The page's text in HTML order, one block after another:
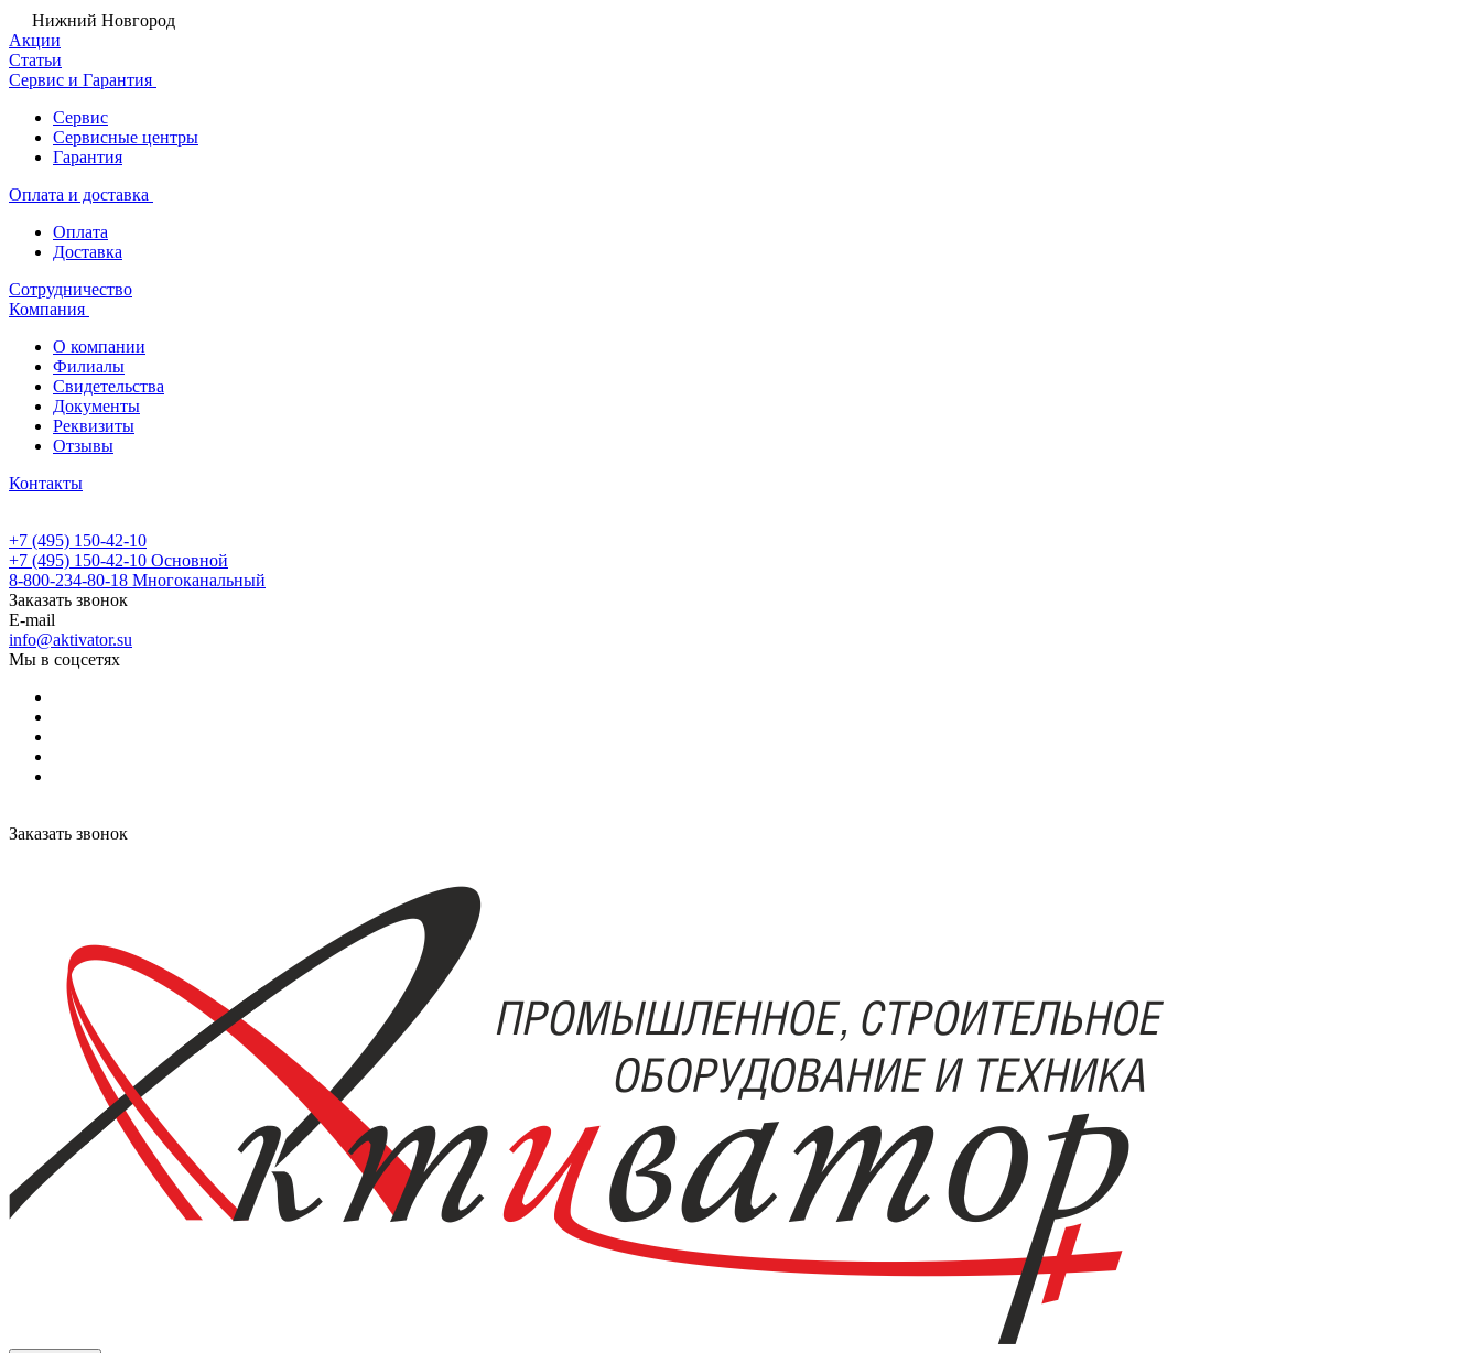
Нижний Новгород
Акции
Статьи
Сервис и Гарантия
Сервис
Сервисные центры
Гарантия
Оплата и доставка
Оплата
Доставка
Сотрудничество
Компания
О компании
Филиалы
Свидетельства
Документы
Реквизиты
Отзывы
Контакты
+7 (495) 150-42-10
+7 (495) 150-42-10 Основной
8-800-234-80-18 Многоканальный
Заказать звонок
E-mail
info@aktivator.su
Мы в соцсетях
Заказать звонок